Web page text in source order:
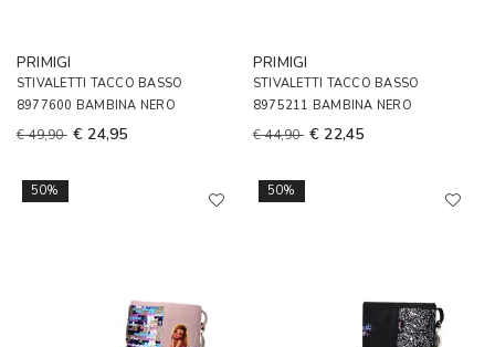
PRIMIGI
STIVALETTI TACCO BASSO
8977600 BAMBINA NERO
€ 49,90 € 24,95
PRIMIGI
STIVALETTI TACCO BASSO
8975211 BAMBINA NERO
€ 44,90 € 22,45
50% 50%